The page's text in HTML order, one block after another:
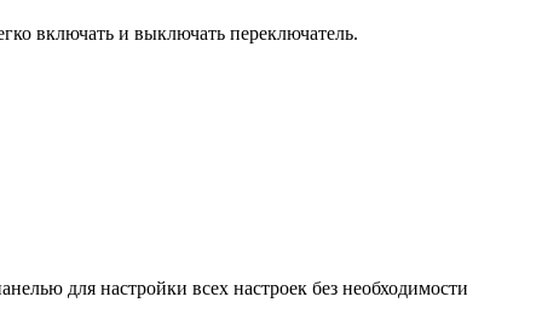
включать и выключать переключатель.
для настройки всех настроек без необходимости